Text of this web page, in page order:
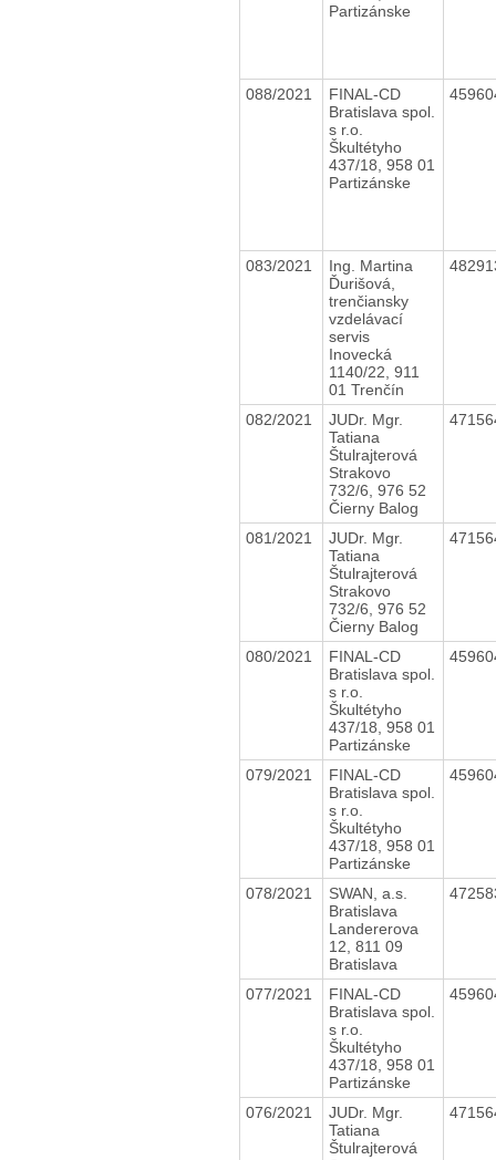
Partizánske
088/2021
FINAL-CD
Bratislava spol.
s r.o.
Škultétyho
437/18, 958 01
Partizánske
083/2021
Ing. Martina
Ďurišová,
trenčiansky
vzdelávací
servis
Inovecká
1140/22, 911
01 Trenčín
082/2021
JUDr. Mgr.
Tatiana
Štulrajterová
Strakovo
732/6, 976 52
Čierny Balog
081/2021
JUDr. Mgr.
Tatiana
Štulrajterová
Strakovo
732/6, 976 52
Čierny Balog
080/2021
FINAL-CD
Bratislava spol.
s r.o.
Škultétyho
437/18, 958 01
Partizánske
079/2021
FINAL-CD
Bratislava spol.
s r.o.
Škultétyho
437/18, 958 01
Partizánske
078/2021
SWAN, a.s.
Bratislava
Landererova
12, 811 09
Bratislava
077/2021
FINAL-CD
Bratislava spol.
s r.o.
Škultétyho
437/18, 958 01
Partizánske
076/2021
JUDr. Mgr.
Tatiana
Štulrajterová